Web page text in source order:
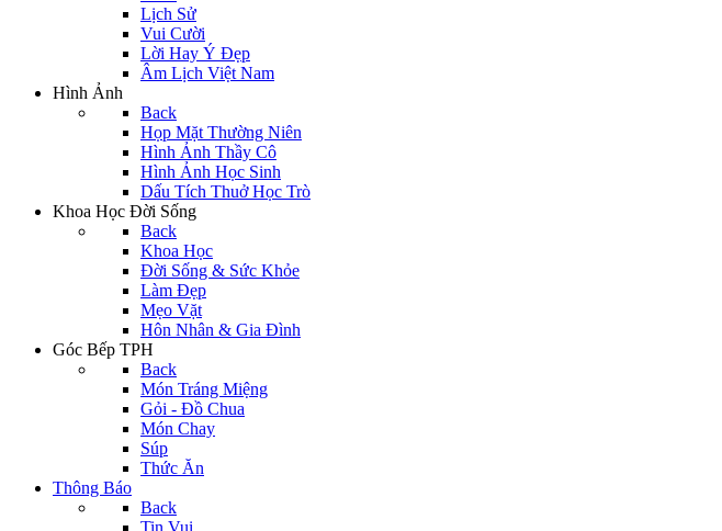
Lịch Sử
Vui Cười
Lời Hay Ý Đẹp
Âm Lịch Việt Nam
Hình Ảnh
Back
Họp Mặt Thường Niên
Hình Ảnh Thầy Cô
Hình Ảnh Học Sinh
Dấu Tích Thuở Học Trò
Khoa Học Đời Sống
Back
Khoa Học
Đời Sống & Sức Khỏe
Làm Đẹp
Mẹo Vặt
Hôn Nhân & Gia Đình
Góc Bếp TPH
Back
Món Tráng Miệng
Gỏi - Đồ Chua
Món Chay
Súp
Thức Ăn
Thông Báo
Back
Tin Vui